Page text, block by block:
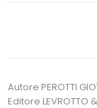
Autore PEROTTI
Editore LEVROTTO &